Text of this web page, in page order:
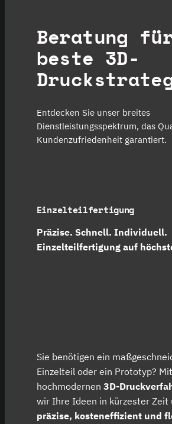
Beratung
beste 3D-
Entdecken Sie unser breites
Dienstleistungsspektrum, das
Kundenzufriedenheit garantiert.
Einzelteilfertigung
Präzise. Schnell. Individuell.
Einzelteilfertigung auf
Sie benötigen ein
Einzelteil oder ein Prototyp?
hochmodernen 3D-
wir Ihre Ideen in kürzester Zeit
präzise, kosteneffizient und